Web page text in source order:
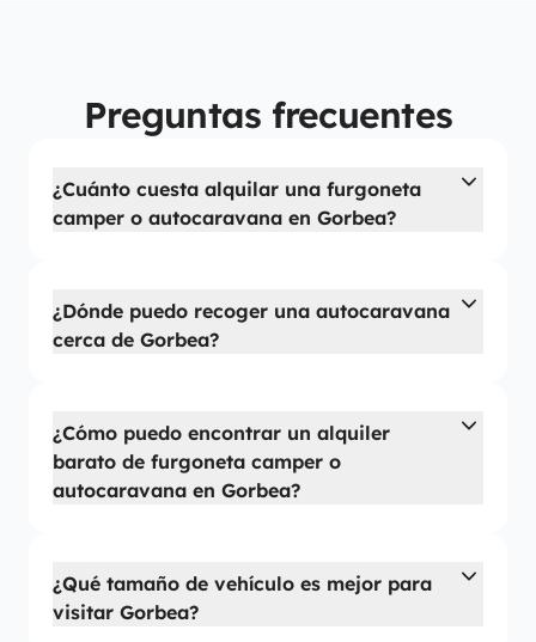
Preguntas frecuentes
¿Cuánto cuesta alquilar una furgoneta
camper o autocaravana en Gorbea?
¿Dónde puedo recoger una autocaravana
cerca de Gorbea?
¿Cómo puedo encontrar un alquiler
barato de furgoneta camper o
autocaravana en Gorbea?
¿Qué tamaño de vehículo es mejor para
visitar Gorbea?